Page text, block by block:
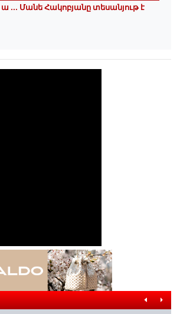
․․․ Մանե Հակոբյանը տեսանյութ է